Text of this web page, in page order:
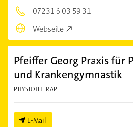
07231 6 03 59 31
Webseite
Pfeiffer Georg Praxis für
und Krankengymnastik
PHYSIOTHERAPIE
E-Mail